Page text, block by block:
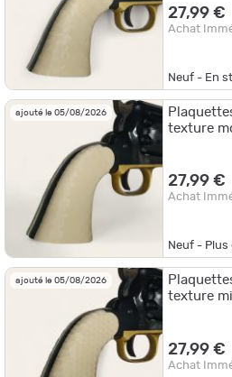
27,99 €
Achat
Neuf - En
ajouté le 05/08/2026
texture
27,99 €
Achat
Neuf -
ajouté le 05/08/2026
texture
27,99 €
Achat